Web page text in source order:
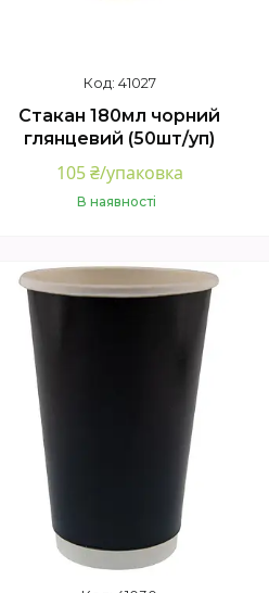
41027
Стакан 180мл чорний
глянцевий (50шт/уп)
105 ₴/упаковка
В наявності
Купити